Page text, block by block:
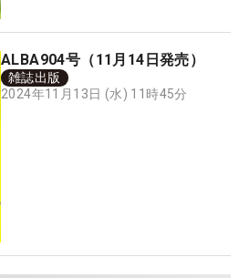
ALBA904号（11月14日発売）
雑誌出版
2024年11月13日 (水) 11時45分